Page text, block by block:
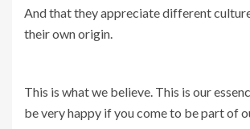
And that they appreciate different
their own origin.
This is what we believe. This is our
be very happy if you come to be part of